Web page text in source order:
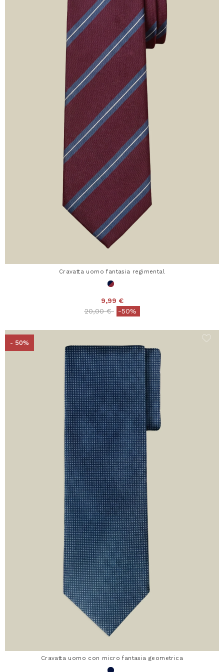
Cravatta uomo fantasia regimental
9,99 €
Price reduced from
20,00 €to-50%
- 50%
Cravatta uomo con micro fantasia geometrica